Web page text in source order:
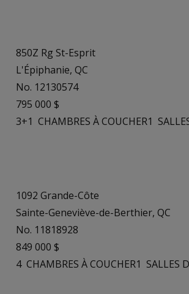
850Z Rg St-Esprit
L'Épiphanie, QC
No. 12130574
795 000 $
3+1 CHAMBRES À COUCHER1
1092 Grande-Côte
Sainte-Geneviève-de-Berthier, QC
No. 11818928
849 000 $
4 CHAMBRES À COUCHER1 SALLES